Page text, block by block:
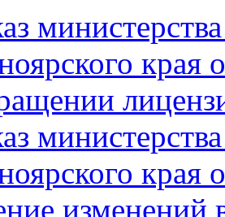
изменений